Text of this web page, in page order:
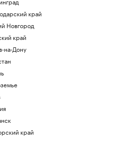
край
Новгород
край
на-Дону
край